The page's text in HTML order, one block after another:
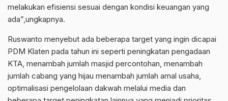
melakukan efisiensi sesuai dengan kondisi keuangan yang
ada”,ungkapnya.
Ruswanto menyebut ada beberapa target yang ingin dicapai
PDM Klaten pada tahun ini seperti peningkatan pengadaan
KTA, menambah jumlah masjid percontohan, menambah
jumlah cabang yang hijau menambah jumlah amal usaha,
optimalisasi pengelolaan dakwah melalui media dan